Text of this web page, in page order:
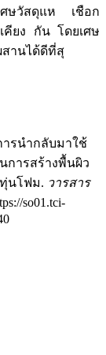
ศษวัสดุแห เชือก
ยง กัน โดยเศษ
สานได้ดีที่สุ
ารนำกลับมาใช้
การสร้างพื้นผิว
นโฟม. วารสาร
so01.tci-